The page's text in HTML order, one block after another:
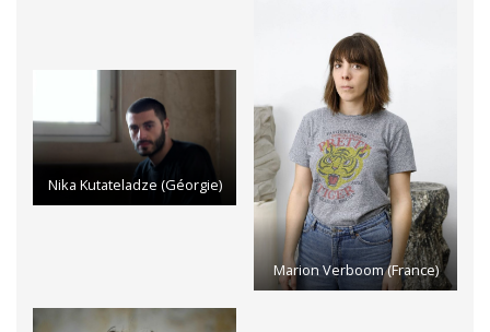
Nika Kutateladze (Géorgie)
Marion Verboom (France)